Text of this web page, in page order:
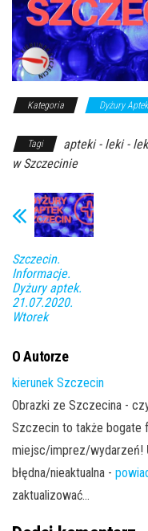
Kategoria Dyżury Aptek
Tagi apteki - leki -
w Szczecinie
Szczecin.
Informacje.
Dyżury aptek.
21.07.2020.
Wtorek
O Autorze
kierunek Szczecin
Obrazki ze Szczecina -
Szczecin to także bogate
miejsc/imprez/wydarzeń!
błędna/nieaktualna -
zaktualizować...